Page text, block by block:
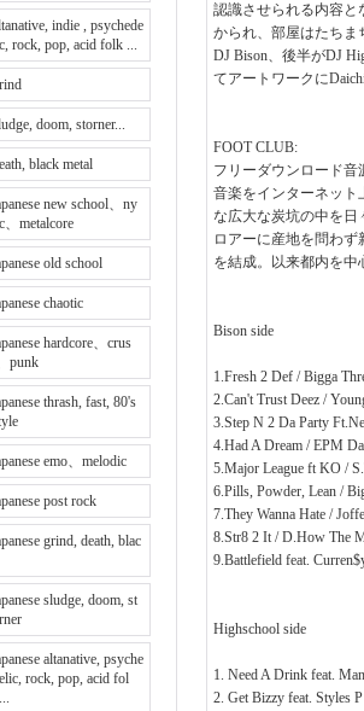
indie , psychede
rock, pop, acid folk ...
doom, storner...
black metal
new school、ny
、metalcore
old school
chaotic
hardcore、crus
punk
thrash, fast, 80's
emo、melodic
post rock
grind, death, blac
sludge, doom, st
altanative, psyche
rock, pop, acid fol
認識させられる内容と
かられ、部屋はたちま
DJ Bison、後半がDJ
てアートワークに
FOOT CLUB:
フリーダウンロード音
音楽をインターネット
な広大な炭坑の中を日
ロアーに産地を問わ
を結成。以来都内を中
Bison side
1.Fresh 2 Def / Bigga
2.Can't Trust Deez /
3.Step N 2 Da Party
4.Had A Dream / EPM
5.Major League ft KO /
6.Pills, Powder, Lean /
7.They Wanna Hate /
8.Str8 2 It / D.How The
9.Battlefield feat.
Highschool side
1. Need A Drink feat.
2. Get Bizzy feat. Styles